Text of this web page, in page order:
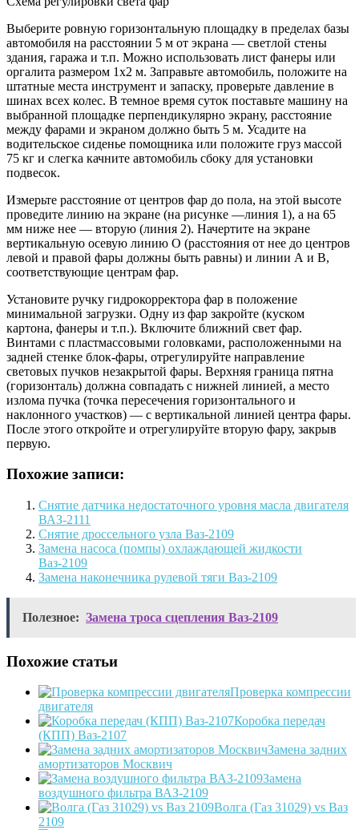
Выберите ровную горизонтальную площадку в пределах базы
автомобиля на расстоянии 5 м от экрана — светлой стены
здания, гаража и т.п. Можно использовать лист фанеры или
оргалита размером 1х2 м. Заправьте автомобиль, положите на
штатные места инструмент и запаску, проверьте давление в
шинах всех колес. В темное время суток поставьте машину на
выбранной площадке перпендикулярно экрану, расстояние
между фарами и экраном должно быть 5 м. Усадите на
водительское сиденье помощника или положите груз массой
75 кг и слегка качните автомобиль сбоку для установки
подвесок.
Измерьте расстояние от центров фар до пола, на этой высоте
проведите линию на экране (на рисунке —линия 1), а на 65
мм ниже нее — вторую (линия 2). Начертите на экране
вертикальную осевую линию О (расстояния от нее до центров
левой и правой фары должны быть равны) и линии А и В,
соответствующие центрам фар.
Установите ручку гидрокорректора фар в положение
минимальной загрузки. Одну из фар закройте (куском
картона, фанеры и т.п.). Включите ближний свет фар.
Винтами с пластмассовыми головками, расположенными на
задней стенке блок-фары, отрегулируйте направление
световых пучков незакрытой фары. Верхняя граница пятна
(горизонталь) должна совпадать с нижней линией, а место
излома пучка (точка пересечения горизонтального и
наклонного участков) — с вертикальной линией центра фары.
После этого откройте и отрегулируйте вторую фару, закрыв
первую.
Похожие записи:
Снятие датчика недостаточного уровня масла двигателя
ВАЗ-2111
Снятие дроссельного узла Ваз-2109
Замена насоса (помпы) охлаждающей жидкости
Ваз-2109
Замена наконечника рулевой тяги Ваз-2109
Полезное: Замена троса сцепления Ваз-2109
Похожие статьи
Проверка компрессии
двигателя
Коробка передач
(КПП) Ваз-2107
Замена задних
амортизаторов Москвич
Замена
воздушного фильтра ВАЗ-2109
Волга (Газ 31029) vs Ваз
2109